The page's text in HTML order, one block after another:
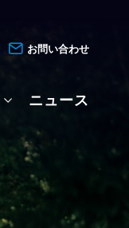
お問い合わせ
ニュース